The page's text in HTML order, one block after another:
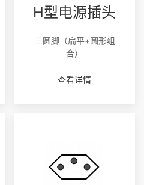
H型电源插头
三圆脚（扁平+圆形组
合）
查看详情